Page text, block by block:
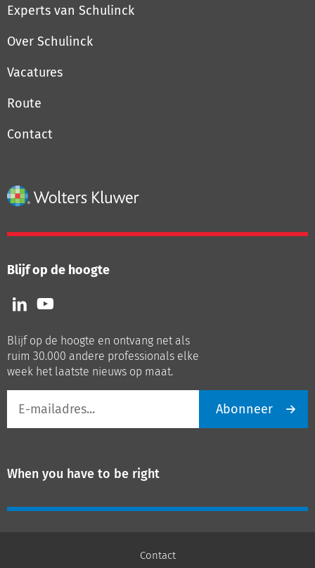
Experts van Schulinck
Over Schulinck
Vacatures
Route
Contact
Blijf op de hoogte
Volg
ons
LinkedIn
Volg
ons
Youtube
Blijf op de hoogte en ontvang net als
ruim 30.000 andere professionals elke
week het laatste nieuws op maat.
mailadres
Abonneer
When you have to be right
Contact